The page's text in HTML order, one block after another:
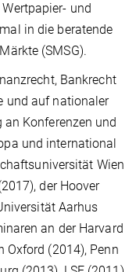
und
in die beratende
(SMSG).
Bankrecht
und auf nationaler
Konferenzen und
und international
Wien
der Hoover
Aarhus
an der Harvard
Oxford (2014), Penn